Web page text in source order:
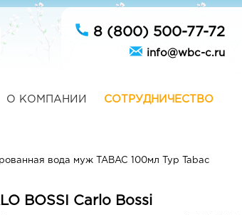
8 (800) 500-77-72
info@wbc-c.ru
О КОМПАНИИ СОТРУДНИЧЕСТВО
вода муж TABAC 100мл Typ Tabac
BOSSI Carlo Bossi